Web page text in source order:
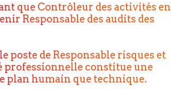
que Contrôleur des activités en
Responsable des audits des
poste de Responsable risques et
constitue une
plan humain que technique.